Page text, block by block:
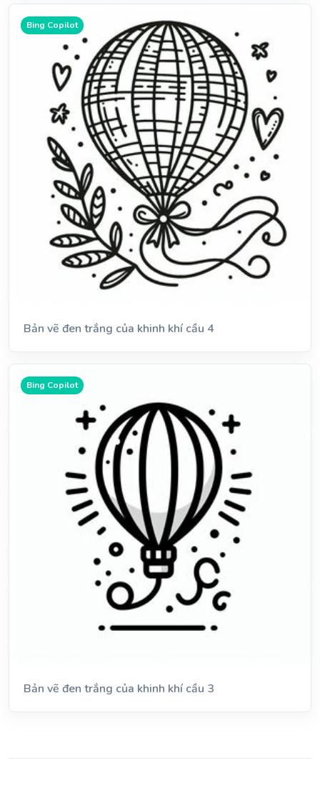
Bing Copilot
Bản vẽ đen trắng của khinh khí cầu 4
Bing Copilot
Bản vẽ đen trắng của khinh khí cầu 3